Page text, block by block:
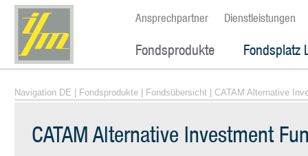
Ansprechpartner Dienstleistungen
Fondsprodukte Fondsplatz
Navigation DE Fondsprodukte Fondsübersicht | CATAM Alternative
CATAM Alternative Investment